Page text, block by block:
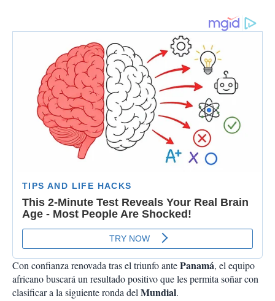
Con confianza renovada tras el triunfo antePanamá, el equipo
africano buscará un resultado positivo que les permita soñar con
clasificar a la siguiente ronda del Mundial.